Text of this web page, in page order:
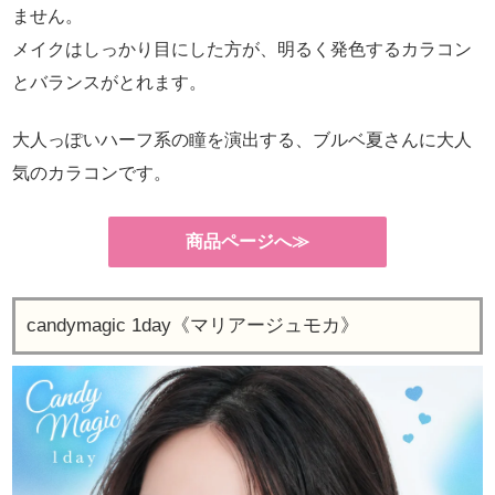
ません。
メイクはしっかり目にした方が、明るく発色するカラコン
とバランスがとれます。
大人っぽいハーフ系の瞳を演出する、ブルベ夏さんに大人
気のカラコンです。
商品ページへ≫
candymagic 1day《マリアージュモカ》